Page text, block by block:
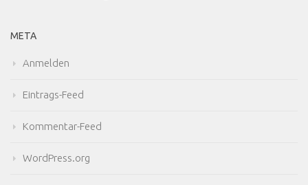
META
Anmelden
Eintrags-Feed
Kommentar-Feed
WordPress.org